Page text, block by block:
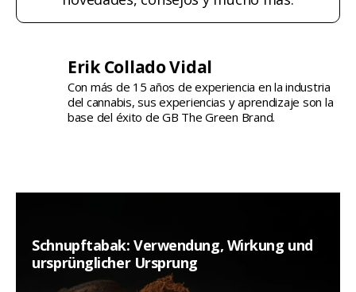
Erik Collado Vidal
Con más de 15 años de experiencia en la industria
del cannabis, sus experiencias y aprendizaje son la
base del éxito de GB The Green Brand.
Schnupftabak: Verwendung, Wirkung und
ursprünglicher Ursprung